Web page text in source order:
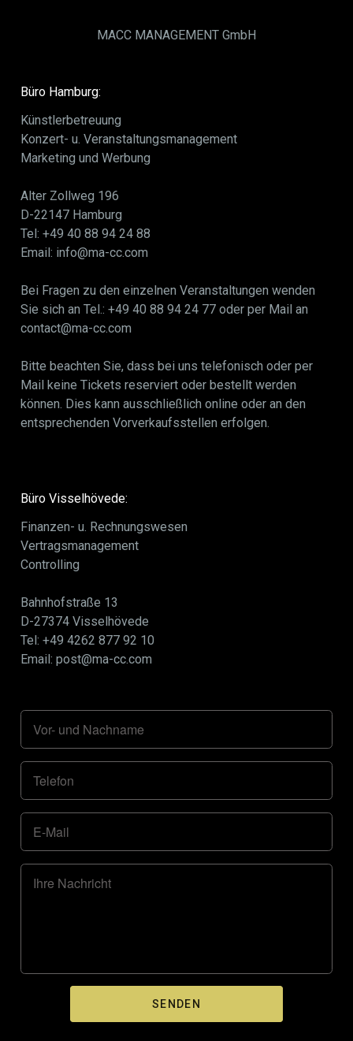
MACC MANAGEMENT GmbH
Büro Hamburg:
Künstlerbetreuung
Konzert- u. Veranstaltungsmanagement
Marketing und Werbung
Alter Zollweg 196
D-22147 Hamburg
Tel: +49 40 88 94 24 88
Email: info@ma-cc.com
Bei Fragen zu den einzelnen Veranstaltungen wenden
Sie sich an Tel.: +49 40 88 94 24 77 oder per Mail an
contact@ma-cc.com
Bitte beachten Sie, dass bei uns telefonisch oder per
Mail keine Tickets reserviert oder bestellt werden
können. Dies kann ausschließlich online oder an den
entsprechenden Vorverkaufsstellen erfolgen.
Büro Visselhövede:
Finanzen- u. Rechnungswesen
Vertragsmanagement
Controlling
Bahnhofstraße 13
D-27374 Visselhövede
Tel: +49 4262 877 92 10
Email: post@ma-cc.com
Vor- und Nachname
Telefon
E-Mail
Ihre Nachricht